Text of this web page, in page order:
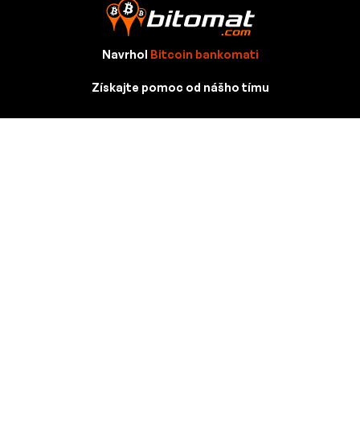
Navrhol Bitcoin bankomati
Získajte pomoc od nášho tímu